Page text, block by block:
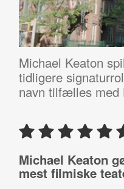
Michael Keaton
tidligere
navn tilfælles med
Michael Keaton
mest filmiske